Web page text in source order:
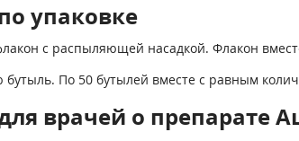
упаковке
с распыляющей насадкой. Флакон
бутыль. По 50 бутылей вместе с равным
врачей о препарате